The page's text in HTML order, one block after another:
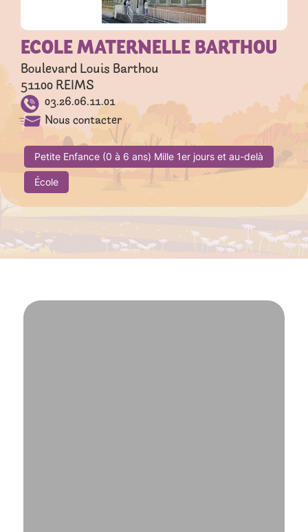
ECOLE MATERNELLE BARTHOU
Boulevard Louis Barthou
51100REIMS
03.26.06.11.01
Nous contacter
Petite Enfance (0 à 6 ans) Mille 1er jours et au-delà
École